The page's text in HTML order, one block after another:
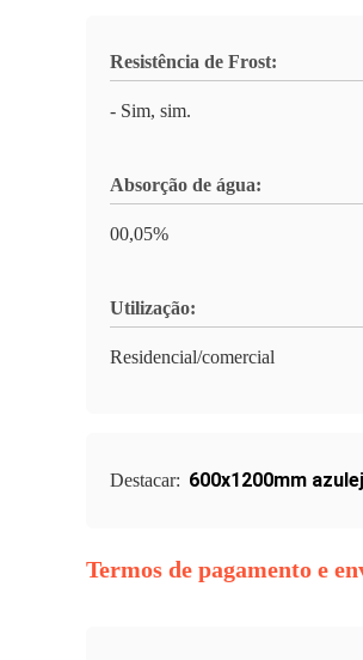
Resistência de Frost:
- Sim, sim.
Absorção de água:
00,05%
Utilização:
Residencial/comercial
Destacar: 600x1200mm
Termos de pagamento e